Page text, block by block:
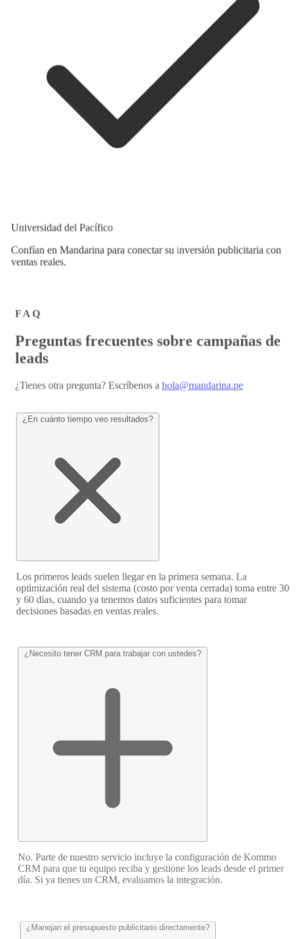
Universidad del Pacífico
Confían en Mandarina para conectar su inversión publicitaria con
ventas reales.
FAQ
Preguntas frecuentes sobre campañas de
leads
¿Tienes otra pregunta? Escríbenos ahola@mandarina.pe
¿En cuánto tiempo veo resultados?
Los primeros leads suelen llegar en la primera semana. La
optimización real del sistema (costo por venta cerrada) toma entre 30
y 60 días, cuando ya tenemos datos suficientes para tomar
decisiones basadas en ventas reales.
¿Necesito tener CRM para trabajar con ustedes?
No. Parte de nuestro servicio incluye la configuración de Kommo
CRM para que tu equipo reciba y gestione los leads desde el primer
día. Si ya tienes un CRM, evaluamos la integración.
¿Manejan el presupuesto publicitario directamente?